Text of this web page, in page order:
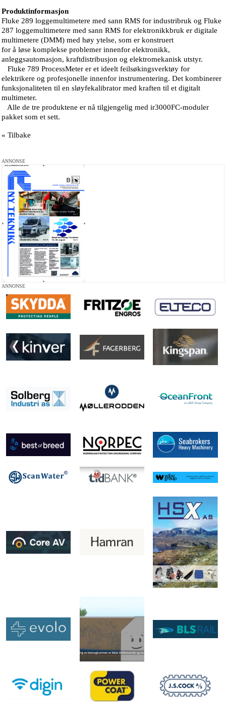
Produktinformasjon
Fluke 289 loggemultimetere med sann RMS for industribruk og Fluke
287 loggemultimetere med sann RMS for elektronikkbruk er digitale
multimetere (DMM) med høy ytelse, som er konstruert
for å løse komplekse problemer innenfor elektronikk,
anleggsautomasjon, kraftdistribusjon og elektromekanisk utstyr.
Fluke 789 ProcessMeter er et ideelt feilsøkingsverktøy for
elektrikere og profesjonelle innenfor instrumentering. Det kombinerer
funksjonaliteten til en sløyfekalibrator med kraften til et digitalt
multimeter.
Alle de tre produktene er nå tilgjengelig med ir3000FC-moduler
pakket som et sett.
« Tilbake
ANNONSE
ANNONSE